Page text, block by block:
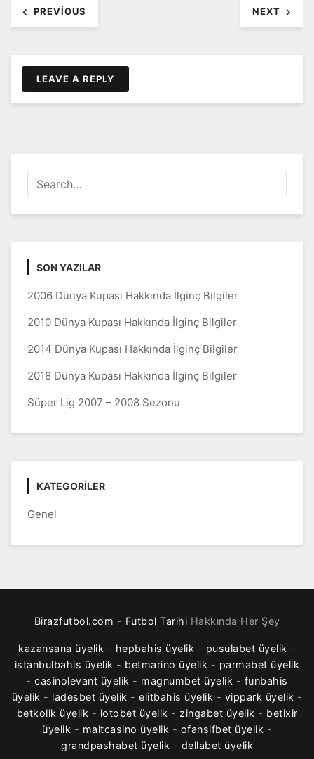
dolaşımı
PREVIOUS NEXT
LEAVE A REPLY
SON YAZILAR
2006 Dünya Kupası Hakkında İlginç Bilgiler
2010 Dünya Kupası Hakkında İlginç Bilgiler
2014 Dünya Kupası Hakkında İlginç Bilgiler
2018 Dünya Kupası Hakkında İlginç Bilgiler
Süper Lig 2007 – 2008 Sezonu
KATEGORILER
Genel
Birazfutbol.com - Futbol Tarihi Hakkında Her Şey
kazansana üyelik - hepbahis üyelik - pusulabet üyelik -
istanbulbahis üyelik - betmarino üyelik - parmabet üyelik
-casinolevant üyelik - magnumbet üyelik - funbahis
üyelik - ladesbet üyelik - elitbahis üyelik - vippark üyelik -
betkolik üyelik - lotobet üyelik - zingabet üyelik - betixir
üyelik - maltcasino üyelik - ofansifbet üyelik -
grandpashabet üyelik - dellabet üyelik